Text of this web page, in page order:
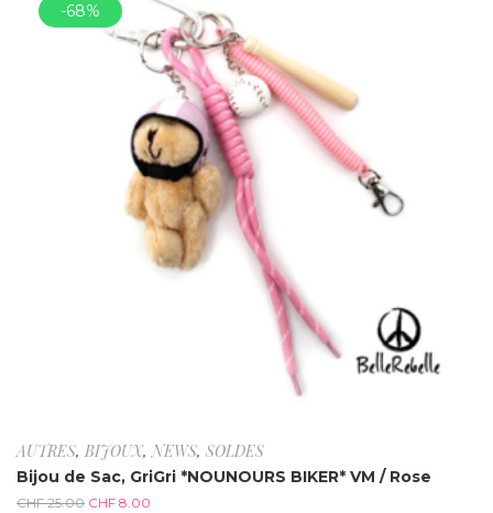
-68%
AUTRES, BIJOUX,NEWS, SOLDES
Bijou de Sac, GriGri *NOUNOURS BIKER* VM / Rose
CHF25.00 CHF 8.00